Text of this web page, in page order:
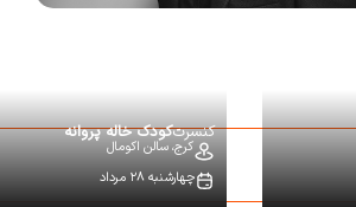
کنسرتکودک خاله پروانه
کرج،سالن اکومال
چهارشنبه ۲۸ مرداد